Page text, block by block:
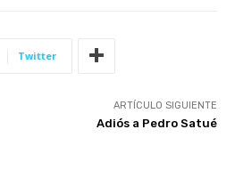
Twitter
ARTÍCULO SIGUIENTE
Adiós a Pedro Satué